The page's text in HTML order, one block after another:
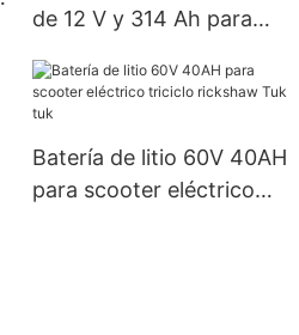
de 12 V y 314 Ah para
autocaravanas y
embarcaciones eléctricas.
Batería de litio 60V 40AH
para scooter eléctrico